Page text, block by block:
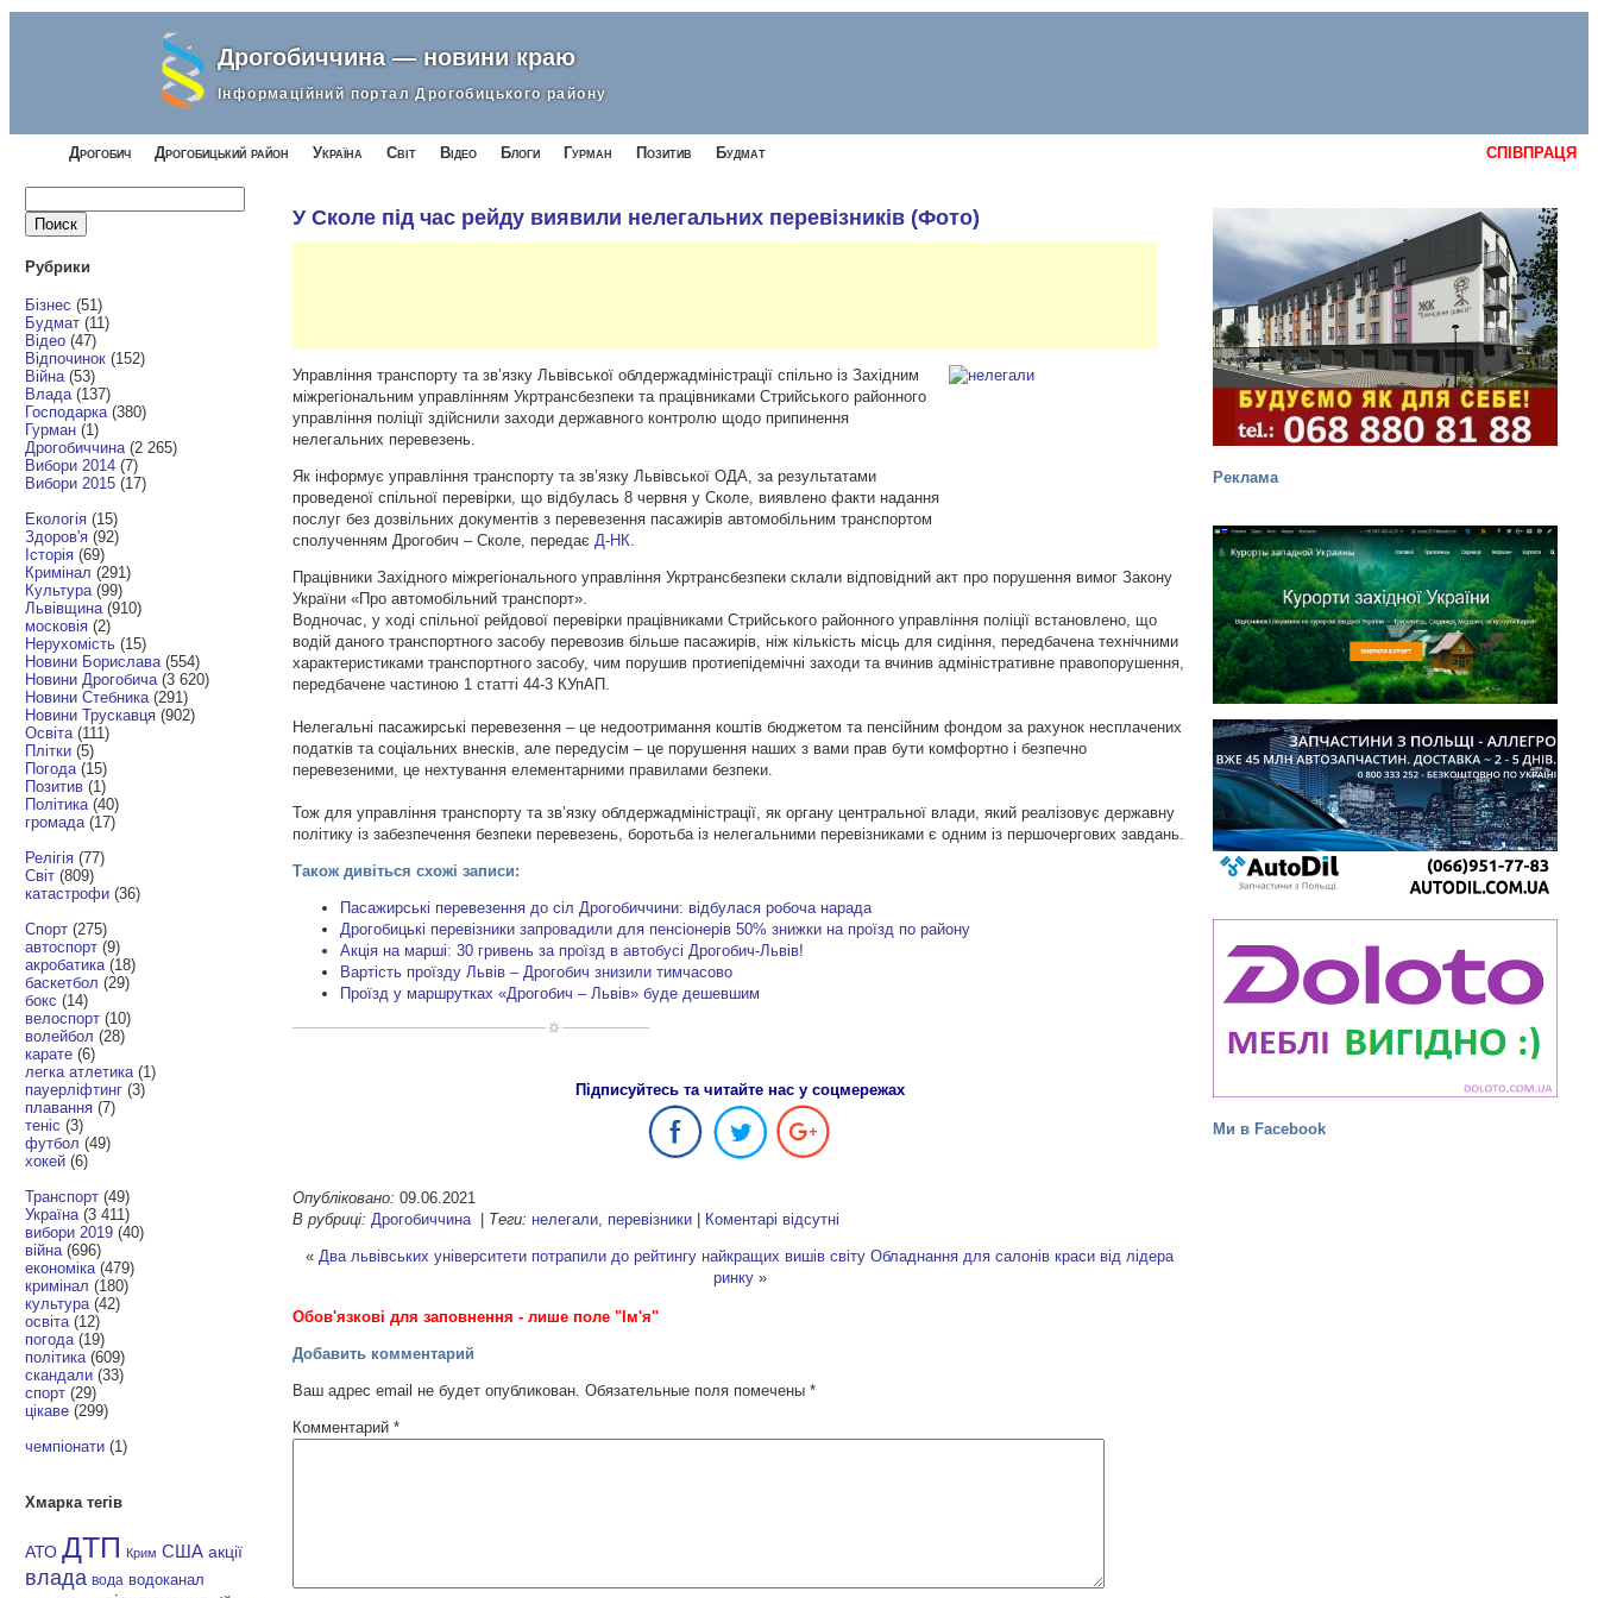
Дрогобиччина — новини краю
Інформаційний портал Дрогобицького району
Дрогобич Дрогобицький район Україна Світ Відео Блоги Гурман СПІВПРАЦЯ
Позитив Будмат
Реклама
Ми в Facebook
Рубрики
Бізнес (51)
Будмат (11)
Відео (47)
Відпочинок (152)
Війна (53)
Влада (137)
Господарка (380)
Гурман (1)
Дрогобиччина (2 265)
Вибори 2014 (7)
Вибори 2015 (17)
Екологія (15)
Здоров'я (92)
Історія (69)
Кримінал (291)
Культура (99)
Львівщина (910)
московія (2)
Нерухомість (15)
Новини Борислава (554)
Новини Дрогобича (3 620)
Новини Стебника (291)
Новини Трускавця (902)
Освіта (111)
Плітки (5)
Погода (15)
Позитив (1)
Політика (40)
громада (17)
Релігія (77)
Світ (809)
катастрофи (36)
Спорт (275)
автоспорт (9)
акробатика (18)
баскетбол (29)
бокс (14)
велоспорт (10)
волейбол (28)
карате (6)
легка атлетика (1)
пауерліфтинг (3)
плавання (7)
теніс (3)
футбол (49)
хокей (6)
Транспорт (49)
Україна (3 411)
вибори 2019 (40)
війна (696)
економіка (479)
кримінал (180)
культура (42)
освіта (12)
погода (19)
політика (609)
скандали (33)
спорт (29)
цікаве (299)
чемпіонати (1)
Хмарка тегів
АТО ДТП Крим США акції
влада вода водоканал
У Сколе під час рейду виявили нелегальних перевізників (Фото)
Управління транспорту та зв’язку Львівської облдержадміністрації спільно із Західним
міжрегіональним управлінням Укртрансбезпеки та працівниками Стрийського районного
управління поліції здійснили заходи державного контролю щодо припинення
нелегальних перевезень.
Як інформує управління транспорту та зв’язку Львівської ОДА, за результатами
проведеної спільної перевірки, що відбулась 8 червня у Сколе, виявлено факти надання
послуг без дозвільних документів з перевезення пасажирів автомобільним транспортом
сполученням Дрогобич – Сколе, передаєД-НК.
Працівники Західного міжрегіонального управління Укртрансбезпеки склали відповідний акт про порушення вимог Закону
України «Про автомобільний транспорт».
Водночас, у ході спільної рейдової перевірки працівниками Стрийського районного управління поліції встановлено, що
водій даного транспортного засобу перевозив більше пасажирів, ніж кількість місць для сидіння, передбачена технічними
характеристиками транспортного засобу, чим порушив протиепідемічні заходи та вчинив адміністративне правопорушення,
передбачене частиною 1 статті 44-3 КУпАП.
Нелегальні пасажирські перевезення – це недоотримання коштів бюджетом та пенсійним фондом за рахунок несплачених
податків та соціальних внесків, але передусім – це порушення наших з вами прав бути комфортно і безпечно
перевезеними, це нехтування елементарними правилами безпеки.
Тож для управління транспорту та зв’язку облдержадміністрації, як органу центральної влади, який реалізовує державну
політику із забезпечення безпеки перевезень, боротьба із нелегальними перевізниками є одним із першочергових завдань.
Також дивіться схожі записи:
Пасажирські перевезення до сіл Дрогобиччини: відбулася робоча нарада
Дрогобицькі перевізники запровадили для пенсіонерів 50% знижки на проїзд по району
Акція на марші: 30 гривень за проїзд в автобусі Дрогобич-Львів!
Вартість проїзду Львів – Дрогобич знизили тимчасово
Проїзд у маршрутках «Дрогобич – Львів» буде дешевшим
Підписуйтесь та читайте нас у соцмережах
Опубліковано: 09.06.2021
В рубриці: Дрогобиччина Теги: нелегали перевізники Коментарі відсутні
« Два львівських університети потрапили до рейтингу найкращих вишів світу Обладнання для салонів краси від лідера
ринку»
Обов'язкові для заповнення - лише поле "Ім'я"
Добавить комментарий
Ваш адрес email не будет опубликован. Обязательные поля помечены*
Комментарий*